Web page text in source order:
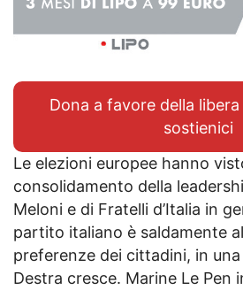
Dona a favore della
sostienici
Le elezioni europee hanno
consolidamento della
Meloni e di Fratelli d’Italia in
partito italiano è saldamente
preferenze dei cittadini, in
Destra cresce. Marine Le Pen